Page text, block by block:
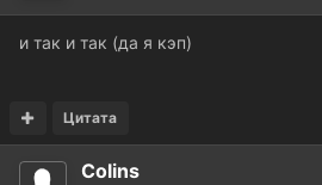
и так и так (да я кэп)
Цитата
Colins